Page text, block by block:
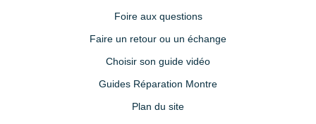
Foire aux questions
Faire un retour ou un échange
Choisir son guide vidéo
Guides Réparation Montre
Plan du site